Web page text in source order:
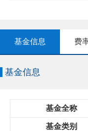
基金信息 费
基金信息
基金全称
基金类别